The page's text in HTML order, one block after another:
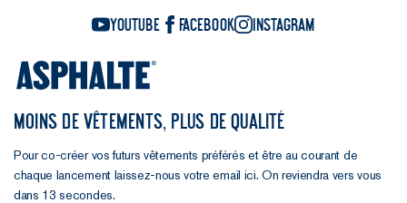
YouTube Facebook Instagram
MOINS DE VÊTEMENTS, PLUS DE QUALITÉ
Pour co-créer vos futurs vêtements préférés et être au courant de
chaque lancement laissez-nous votre email ici. On reviendra vers vous
dans 13 secondes.